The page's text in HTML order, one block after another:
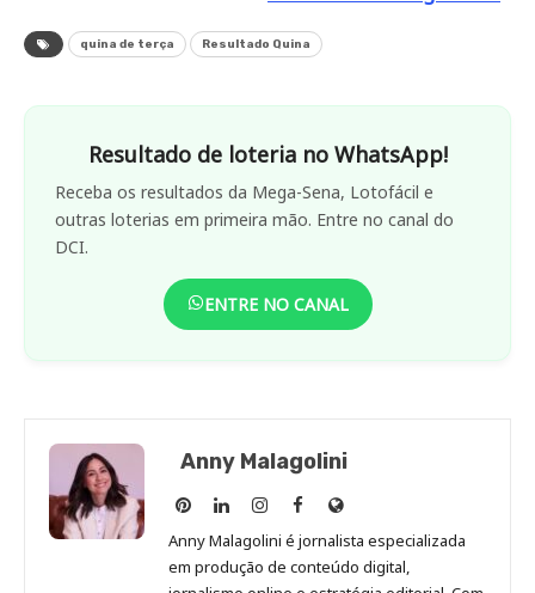
quina de terça Resultado Quina
Resultado de loteria no WhatsApp!
Receba os resultados da Mega-Sena, Lotofácil e
outras loterias em primeira mão. Entre no canal do
DCI.
ENTRE NO CANAL
Anny Malagolini
Anny
Malagolini
no
Anny
Malagolini
no
Anny
Malagolini
no
Anny
Malagolini
no
Site
de
Anny
Anny Malagolini é jornalista especializada
em produção de conteúdo digital,